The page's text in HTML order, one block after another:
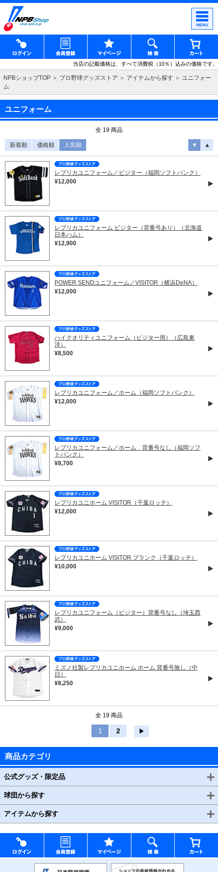
当店の記載価格は、すべて消費税（10％）込みの価格です。
NPBショップTOP プロ野球グッズストア アイテムから探す
ユニフォー
ム
ユニフォーム
全 19 商品
新着順 価格順 人気順 ▼ ▲
レプリカユニフォーム／ビジター（福岡ソフトバンク）
¥12,000
レプリカユニフォーム ビジター（背番号あり）（北海道
日本ハム）
¥12,900
POWER SENDユニフォーム／VISITOR（横浜DeNA）
¥12,000
ハイクオリティユニフォーム（ビジター用）（広島東
洋）
¥8,500
レプリカユニフォーム／ホーム（福岡ソフトバンク）
¥12,000
レプリカユニフォーム／ホーム 背番号なし（福岡ソフ
トバンク）
¥8,700
レプリカユニホーム VISITOR（千葉ロッテ）
¥12,000
レプリカユニホーム VISITOR ブランク（千葉ロッテ）
¥10,000
レプリカユニフォーム（ビジター）背番号なし（埼玉西
武）
¥9,000
ミズノ社製レプリカユニホーム ホーム 背番号無し（中
日）
¥8,250
全 19 商品
1 2 ▶
商品カテゴリ
公式グッズ・限定品
球団から探す
アイテムから探す